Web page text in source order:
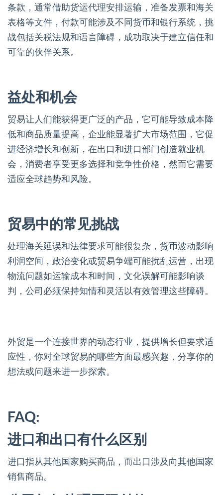
条款，通常借助货运代理安排运输，准备发票和海关
表格等文件，付款可能涉及不同货币和银行系统，挑
战包括关税法规和语言障碍，成功取决于建立信任和
可靠的伙伴关系。
益处和机会
贸易让人们能获得更广泛的产品，它可能导致成本降
低和商品质量提高，企业能显著扩大市场范围，它促
进经济增长和创新，在出口和进口部门创造就业机
会，消费者享受更多选择和竞争性价格，然而它需要
适应全球趋势和风险。
贸易中的常见挑战
处理海关延误和法律要求可能很复杂，货币波动影响
利润空间，政治变化或贸易争端可能扰乱运营，出现
物流问题如运输成本和时间，文化误解可能影响谈
判，公司必须保持知情和灵活以有效管理这些障碍。
外贸是一个连接世界的动态行业，提供增长但要求适
应性，你对全球贸易的哪些方面最感兴趣，分享你的
想法或问题来进一步探索。
FAQ:
进口和出口有什么区别
进口指从其他国家购买商品，而出口涉及向其他国家
销售商品。